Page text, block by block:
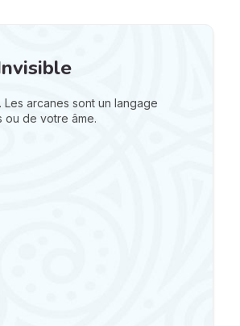
arcanes sont un langage
ou de votre âme.